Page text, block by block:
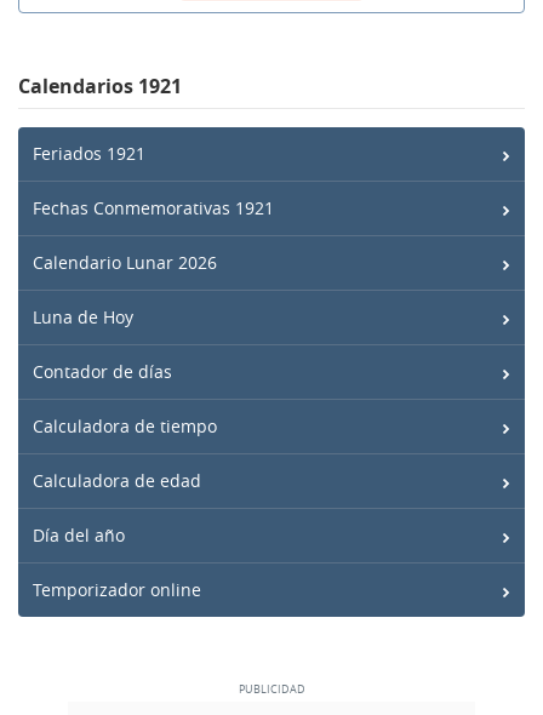
Calendarios 1921
Feriados 1921
Fechas Conmemorativas 1921
Calendario Lunar 2026
Luna de Hoy
Contador de días
Calculadora de tiempo
Calculadora de edad
Día del año
Temporizador online